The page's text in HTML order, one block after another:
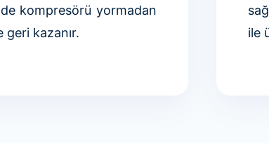
kompresörü yormadan
kazanır.
ile